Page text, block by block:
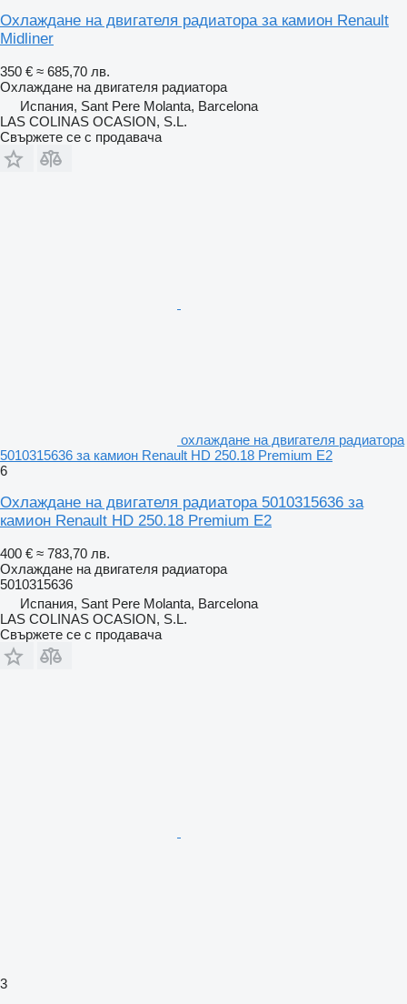
Охлаждане на двигателя радиатора за камион Renault
Midliner
350 € ≈ 685,70 лв.
Охлаждане на двигателя радиатора
Испания, Sant Pere Molanta, Barcelona
LAS COLINAS OCASION, S.L.
Свържете се с продавача
охлаждане на двигателя радиатора
5010315636 за камион Renault HD 250.18 Premium E2
6
Охлаждане на двигателя радиатора 5010315636 за
камион Renault HD 250.18 Premium E2
400 € ≈ 783,70 лв.
Охлаждане на двигателя радиатора
5010315636
Испания, Sant Pere Molanta, Barcelona
LAS COLINAS OCASION, S.L.
Свържете се с продавача
3